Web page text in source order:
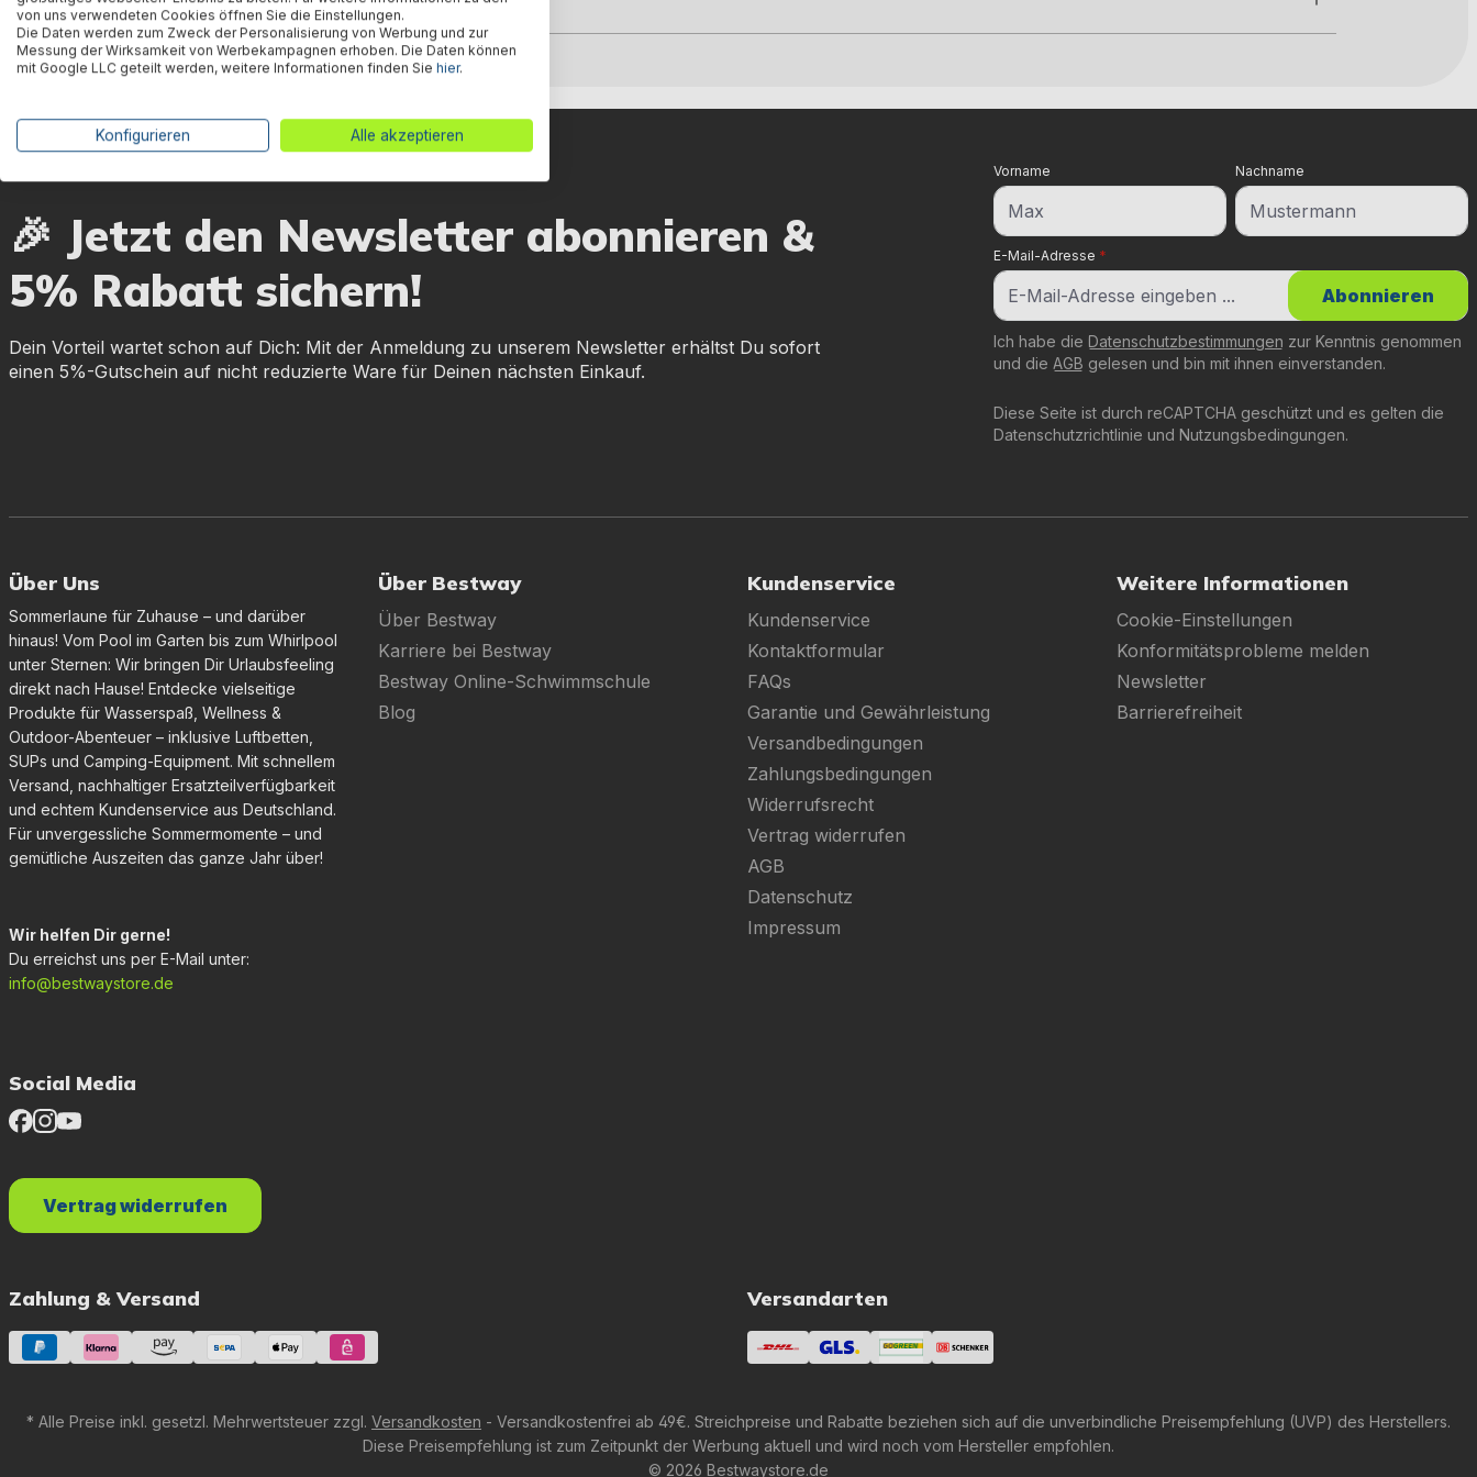
🎉 Jetzt den Newsletter abonnieren &
5% Rabatt sichern!
Dein Vorteil wartet schon auf Dich: Mit der Anmeldung zu unserem Newsletter erhältst Du sofort
einen 5%-Gutschein auf nicht reduzierte Ware für Deinen nächsten Einkauf.
E-Mail-Adresse *
Vorname Nachname
Diese Seite ist durch reCAPTCHA geschützt und es gelten die
Datenschutzrichtlinie und Nutzungsbedingungen.
Ich habe die Datenschutzbestimmungen zur Kenntnis genommen
und die AGB gelesen und bin mit ihnen einverstanden.
Abonnieren
Über Uns
Sommerlaune für Zuhause – und darüber
hinaus! Vom Pool im Garten bis zum Whirlpool
unter Sternen: Wir bringen Dir Urlaubsfeeling
direkt nach Hause! Entdecke vielseitige
Produkte für Wasserspaß, Wellness &
Outdoor-Abenteuer – inklusive Luftbetten,
SUPs und Camping-Equipment. Mit schnellem
Versand, nachhaltiger Ersatzteilverfügbarkeit
und echtem Kundenservice aus Deutschland.
Für unvergessliche Sommermomente – und
gemütliche Auszeiten das ganze Jahr über!
Wir helfen Dir gerne!
Du erreichst uns per E-Mail unter:
info@bestwaystore.de
Über Bestway
Über Bestway
Karriere bei Bestway
Bestway Online-Schwimmschule
Blog
Kundenservice
Kundenservice
Kontaktformular
FAQs
Garantie und Gewährleistung
Versandbedingungen
Zahlungsbedingungen
Widerrufsrecht
Vertrag widerrufen
AGB
Datenschutz
Impressum
Weitere Informationen
Cookie-Einstellungen
Konformitätsprobleme melden
Newsletter
Barrierefreiheit
Social Media
Zahlung & Versand Versandarten
Vertrag widerrufen
* Alle Preise inkl. gesetzl. Mehrwertsteuer zzgl. Versandkosten - Versandkostenfrei ab 49€. Streichpreise und Rabatte beziehen sich auf die unverbindliche Preisempfehlung (UVP) des Herstellers.
Diese Preisempfehlung ist zum Zeitpunkt der Werbung aktuell und wird noch vom Hersteller empfohlen.
© 2026 Bestwaystore.de
von uns verwendeten Cookies öffnen Sie die Einstellungen.
Die Daten werden zum Zweck der Personalisierung von Werbung und zur
Messung der Wirksamkeit von Werbekampagnen erhoben. Die Daten können
mit Google LLC geteilt werden, weitere Informationen finden Sie hier.
Konfigurieren Alle akzeptieren